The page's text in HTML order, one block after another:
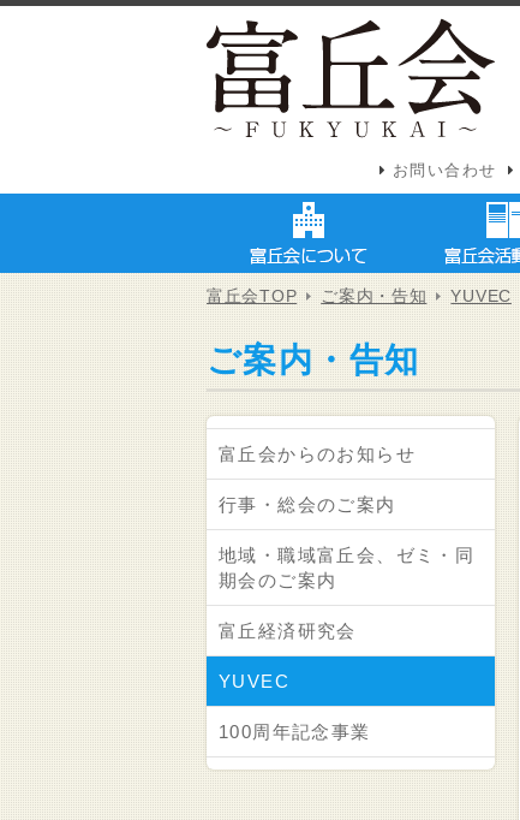
お問い合わせ
富丘会TOP ご案内・告知 YUVEC
ご案内・告知
富丘会からのお知らせ
行事・総会のご案内
地域・職域富丘会、ゼミ・同
期会のご案内
富丘経済研究会
YUVEC
100周年記念事業